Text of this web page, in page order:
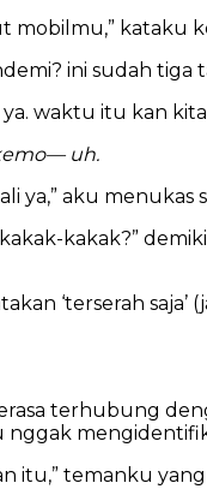
mobilmu,” kataku
ini sudah
waktu itu kan
uh.
ya,” aku menukas
kakak?”
‘terserah
terhubung
itu,” temanku